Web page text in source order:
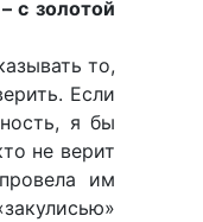
с золотой
то,
Если
я бы
не верит
им